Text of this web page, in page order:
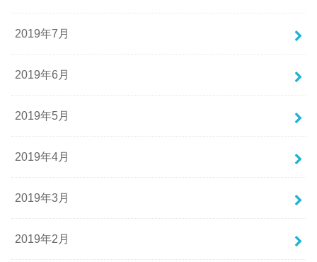
2019年7月
2019年6月
2019年5月
2019年4月
2019年3月
2019年2月